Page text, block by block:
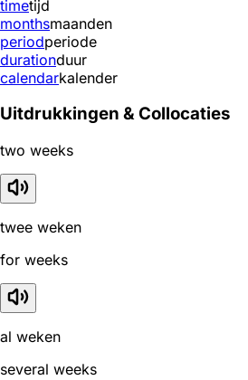
timetijd
monthsmaanden
periodperiode
durationduur
calendarkalender
Uitdrukkingen & Collocaties
two weeks
twee weken
for weeks
al weken
several weeks